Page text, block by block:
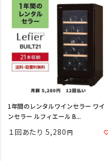
1年間のレンタルワインセラー ワイ
ンセラー ルフィエール B...
１回あたり 5,280